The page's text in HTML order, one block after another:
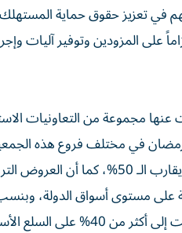
أسهم في تعزيز حقوق حماية
في أسواق الدولة، وذلك عبر وضع أكثر من 43 التزاماً على
مجموعة من التعاونيات
رمضان في مختلف فروع هذه
التخفيضات على بعض المنتجات بالجمعيات